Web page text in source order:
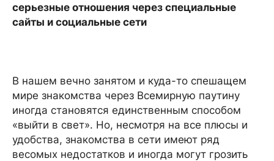
серьезные отношения через специальные
сайты и социальные сети
В нашем вечно занятом и куда-то спешащем
мире знакомства через Всемирную паутину
иногда становятся единственным способом
«выйти в свет». Но, несмотря на все плюсы и
удобства, знакомства в сети имеют ряд
весомых недостатков и иногда могут грозить